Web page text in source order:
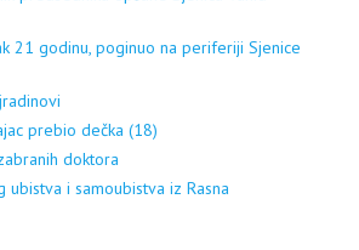
21 godinu, poginuo na periferiji Sjenice
prebio dečka (18)
doktora
i samoubistva iz Rasna